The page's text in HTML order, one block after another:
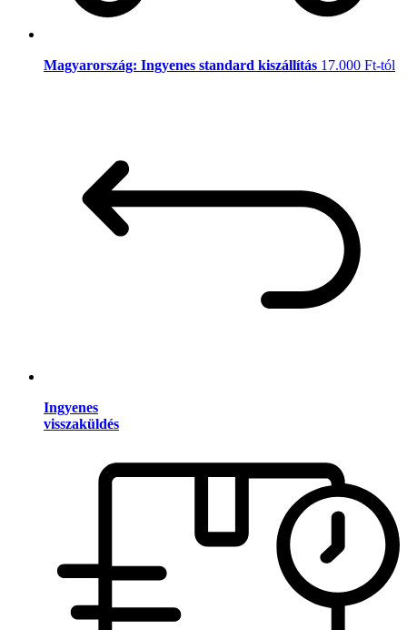
Magyarország: Ingyenes standard kiszállítás 17.000 Ft-tól
Ingyenes
visszaküldés